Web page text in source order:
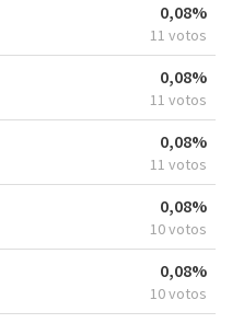
0,08%
11 votos
0,08%
11 votos
0,08%
11 votos
0,08%
10 votos
0,08%
10 votos